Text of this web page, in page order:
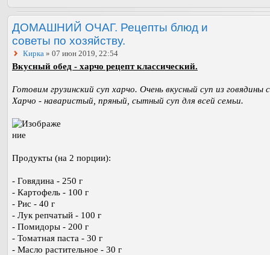
ДОМАШНИЙ ОЧАГ. Рецепты блюд и
советы по хозяйству.
Кирка » 07 июн 2019, 22:54
Вкусный обед - харчо рецепт классический.
Готовим грузинский суп харчо. Очень вкусный суп из говядины
Харчо - наваристый, пряный, сытный суп для всей семьи.
Продукты (на 2 порции):
- Говядина - 250 г
- Картофель - 100 г
- Рис - 40 г
- Лук репчатый - 100 г
- Помидоры - 200 г
- Томатная паста - 30 г
- Масло растительное - 30 г